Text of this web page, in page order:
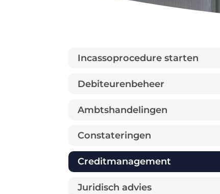
Incassoprocedure starten
Debiteurenbeheer
Ambtshandelingen
Constateringen
Creditmanagement
Juridisch advies